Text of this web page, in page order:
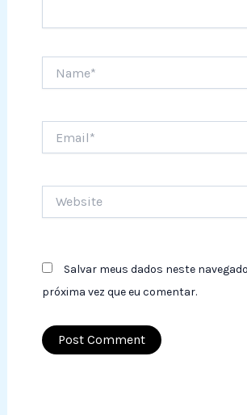
Salvar meus dados neste
próxima vez que eu comentar.